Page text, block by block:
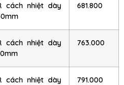
cách nhiệt dày
681.800
cách nhiệt dày
763.000
cách nhiệt dày
791.000